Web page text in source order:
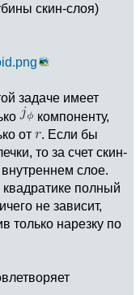
скин-слоя)
задаче имеет
компоненту,
от
. Если бы
то за счет скин-
слое.
квадратике полный
не зависит,
только нарезку по